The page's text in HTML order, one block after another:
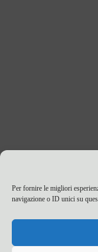
Per fornire le migliori
navigazione o ID unici su